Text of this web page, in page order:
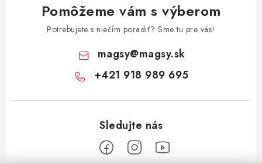
Pomôžeme vám s výberom
Potrebujete s niečím poradiť? Sme tu pre vás!
magsy@magsy.sk
+421 918 989 695